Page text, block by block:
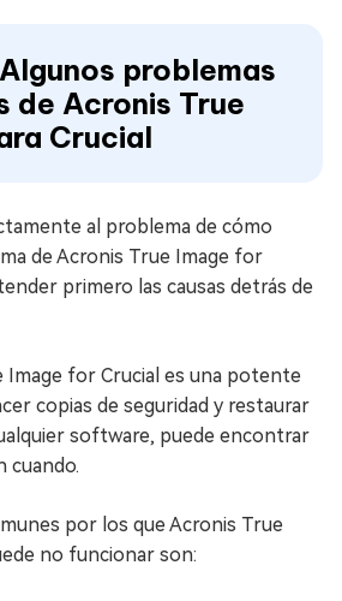
problemas
de Acronis True
Crucial
al problema de cómo
de Acronis True Image for
primero las causas detrás de
Image for Crucial es una potente
copias de seguridad y restaurar
software, puede encontrar
cuando.
por los que Acronis True
no funcionar son: